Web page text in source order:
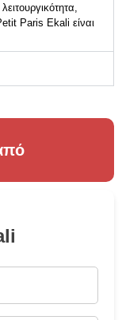
Paris Ekali είναι